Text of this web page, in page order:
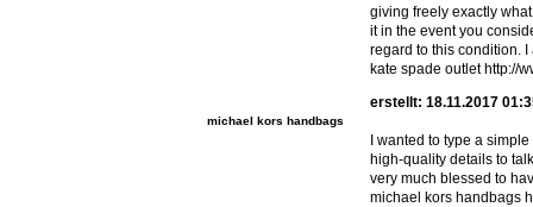
giving freely exactly
it in the event you
regard to this condition.
kate spade outlet http://
michael kors handbags
erstellt: 18.11.2017
I wanted to type a
high-quality details to
very much blessed to
michael kors handbags